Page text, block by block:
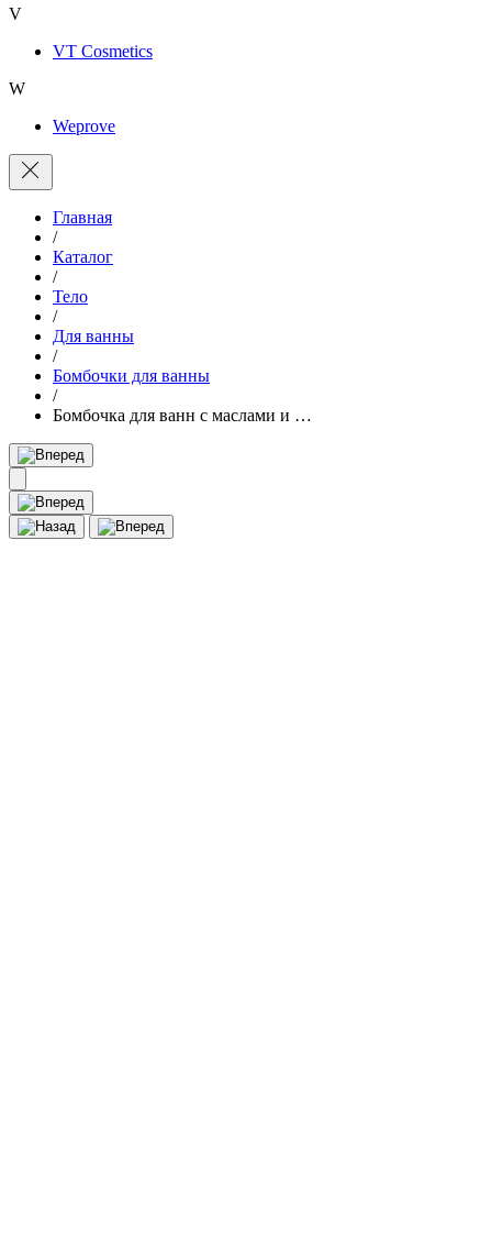
V
VT Cosmetics
W
Weprove
Главная
/
Каталог
/
Тело
/
Для ванны
/
Бомбочки для ванны
/
Бомбочка для ванн с маслами и …